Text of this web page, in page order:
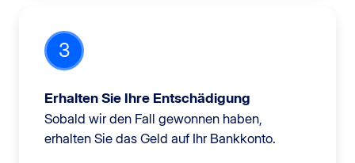
3
Erhalten Sie Ihre Entschädigung
Sobald wir den Fall gewonnen haben,
erhalten Sie das Geld auf Ihr Bankkonto.